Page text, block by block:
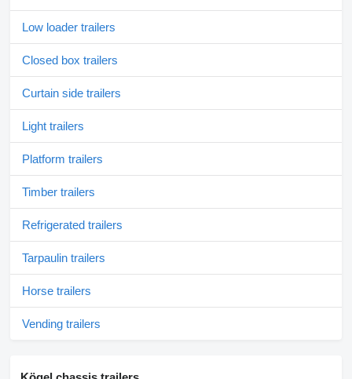
Low loader trailers
Closed box trailers
Curtain side trailers
Light trailers
Platform trailers
Timber trailers
Refrigerated trailers
Tarpaulin trailers
Horse trailers
Vending trailers